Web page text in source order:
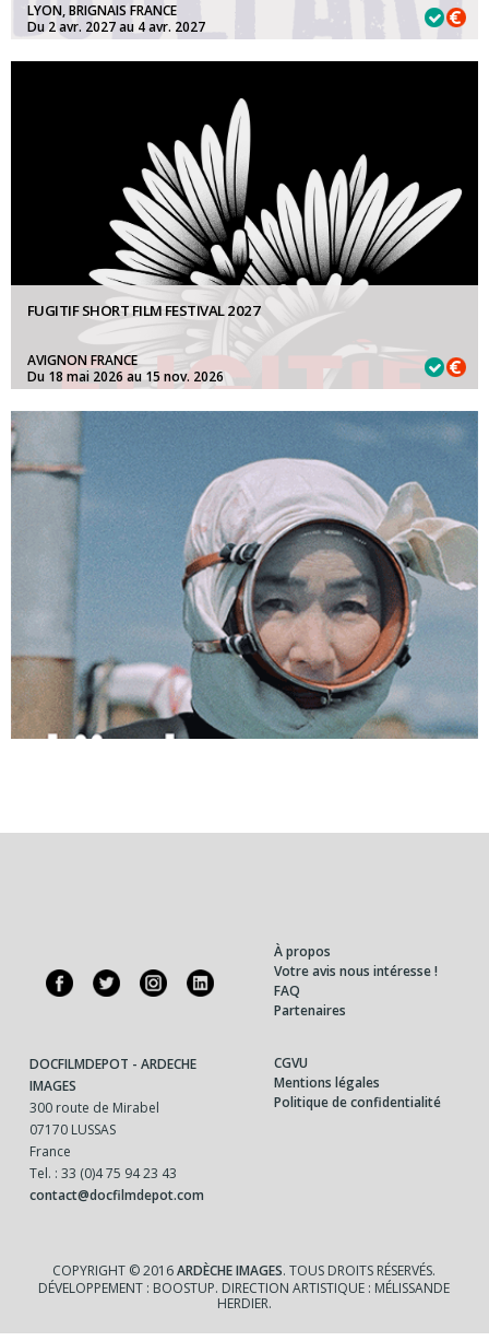
LYON, BRIGNAIS FRANCE
Du 2 avr. 2027 au 4 avr. 2027
SÉLECTION 2027:15 octobre 2026
FUGITIF SHORT FILM FESTIVAL 2027
AVIGNON FRANCE
Du 18 mai 2026 au 15 nov. 2026
LA NUIT:15 novembre 2026
LGBTQIA+:
15 novembre 2026
FILMS ÉTUDIANTS:
À propos
Votre avis nous intéresse !
FAQ
Partenaires
DOCFILMDEPOT - ARDECHE
IMAGES
300 route de Mirabel
07170 LUSSAS
France
Tel. : 33 (0)4 75 94 23 43
contact@docfilmdepot.com
CGVU
Mentions légales
Politique de confidentialité
COPYRIGHT © 2016ARDÈCHE IMAGES. TOUS DROITS RÉSERVÉS.
DÉVELOPPEMENT : BOOSTUP. DIRECTION ARTISTIQUE : MÉLISSANDE
HERDIER.